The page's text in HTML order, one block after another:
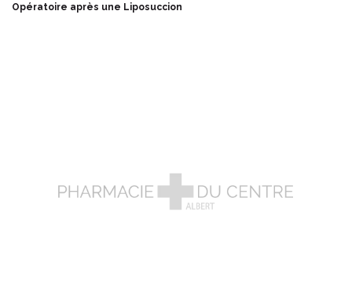
Opératoire après une Liposuccion